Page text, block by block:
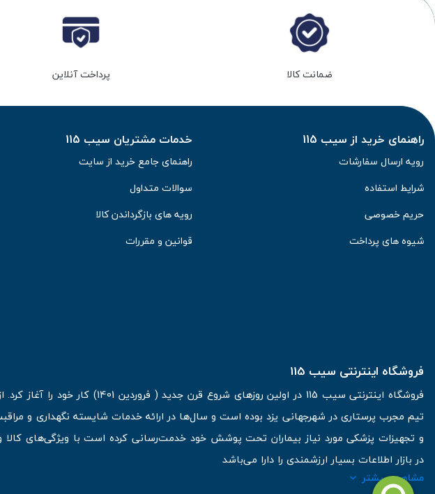
ضمانت کالا پرداخت آنلاین
راهنمای خرید از سیب 115
رویه ارسال سفارشات
شرایط استفاده
حریم خصوصی
شیوه های پرداخت
خدمات مشتریان سیب 115
راهنمای جامع خرید از سایت
سوالات متداول
رویه های بازگرداندن کالا
قوانین و مقررات
فروشگاه اینترنتی سیب 115
تیم مجرب پرستاری در شهرجهانی یزد بوده است و سال‌ها در ارائه خدمات شایسته نگهداری و
و تجهیزات پزشکی مورد نیاز بیماران تحت پوشش خود خدمت‌رسانی کرده است با ویژگی‌های کالا
در بازار اطلاعات بسیار ارزشمندی را دارا می‌باشد
مشاهده بیشتر